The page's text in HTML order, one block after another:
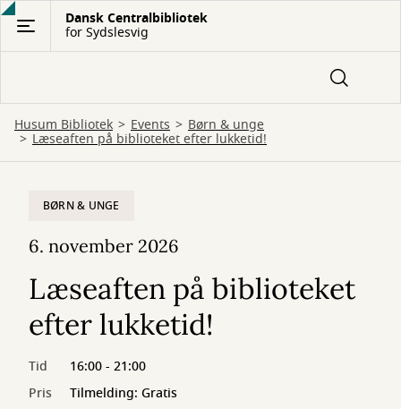
Gå
hovedindhold
Dansk Centralbibliotek
for Sydslesvig
Husum Bibliotek Events Børn & unge
Læseaften på biblioteket efter lukketid!
BØRN & UNGE
6. november 2026
Læseaften på biblioteket
efter lukketid!
Tid
16:00 - 21:00
Pris
Tilmelding: Gratis